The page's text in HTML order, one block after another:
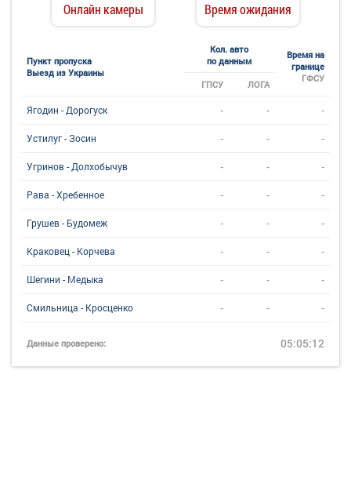
Онлайн камеры Время ожидания
Пункт пропуска
Выезд из Украины
Кол. авто
по данным
Время на
границе
ГФСУ
ГПСУ ЛОГА
Ягодин - Дорогуск - - -
Устилуг - Зосин - - -
Угринов - Долхобычув - - -
Рава - Хребенное - - -
Грушев - Будомеж - - -
Краковец - Корчева - - -
Шегини - Медыка - - -
Смильница - Кросценко - - -
Данные проверено: 05:05:12